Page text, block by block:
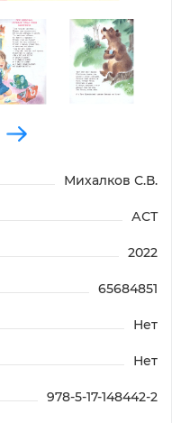
Михалков С.В.
АСТ
2022
65684851
Нет
Нет
978-5-17-148442-2